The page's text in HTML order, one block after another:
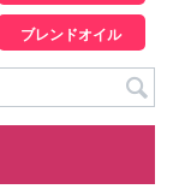
ブレンドオイル